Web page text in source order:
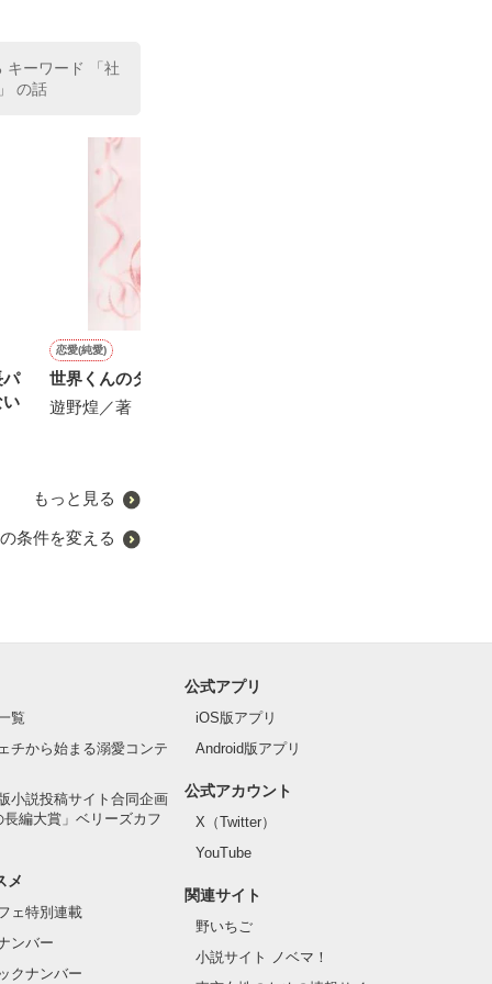
居まで提案
キーワード 「社
の話
パ
い
恋愛(純愛)
世界くんのタカラモノ
遊野煌／著
もっと見る
条件を変える
覧
チから始まる溺愛コンテ
小説投稿サイト合同企画
長編大賞」ベリーズカフ
メ
ェ特別連載
ンバー
クナンバー
公式アプリ
iOS版アプリ
Android版アプリ
公式アカウント
X（Twitter）
YouTube
関連サイト
野いちご
小説サイト ノベマ！